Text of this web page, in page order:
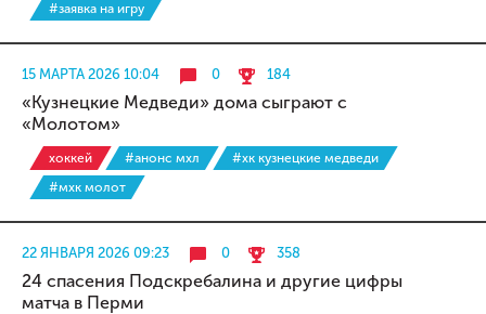
#заявка на игру
15 МАРТА 2026 10:04 0 184
«Кузнецкие Медведи» дома сыграют с
«Молотом»
хоккей #анонс мхл
#хк кузнецкие медведи
#мхк молот
22 ЯНВАРЯ 2026 09:23 0 358
24 спасения Подскребалина и другие цифры
матча в Перми